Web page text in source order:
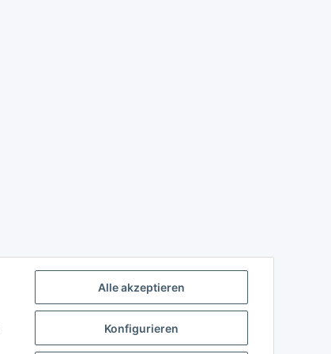
Alle akzeptieren
Konfigurieren